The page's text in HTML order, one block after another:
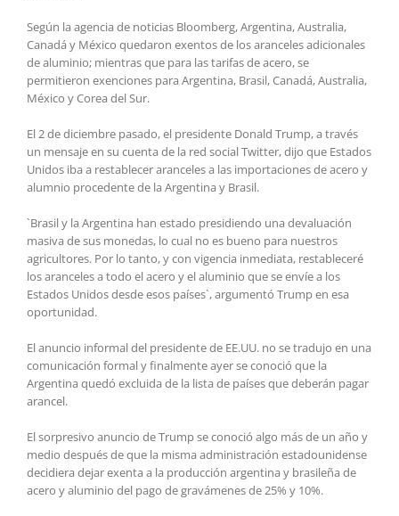
Según la agencia de noticias Bloomberg, Argentina, Australia,
Canadá y México quedaron exentos de los aranceles adicionales
de aluminio; mientras que para las tarifas de acero, se
permitieron exenciones para Argentina, Brasil, Canadá, Australia,
México y Corea del Sur.
El 2 de diciembre pasado, el presidente Donald Trump, a través
un mensaje en su cuenta de la red social Twitter, dijo que Estados
Unidos iba a restablecer aranceles a las importaciones de acero y
alumnio procedente de la Argentina y Brasil.
`Brasil y la Argentina han estado presidiendo una devaluación
masiva de sus monedas, lo cual no es bueno para nuestros
agricultores. Por lo tanto, y con vigencia inmediata, restableceré
los aranceles a todo el acero y el aluminio que se envíe a los
Estados Unidos desde esos países`, argumentó Trump en esa
oportunidad.
El anuncio informal del presidente de EE.UU. no se tradujo en una
comunicación formal y finalmente ayer se conoció que la
Argentina quedó excluida de la lista de países que deberán pagar
arancel.
El sorpresivo anuncio de Trump se conoció algo más de un año y
medio después de que la misma administración estadounidense
decidiera dejar exenta a la producción argentina y brasileña de
acero y aluminio del pago de gravámenes de 25% y 10%.